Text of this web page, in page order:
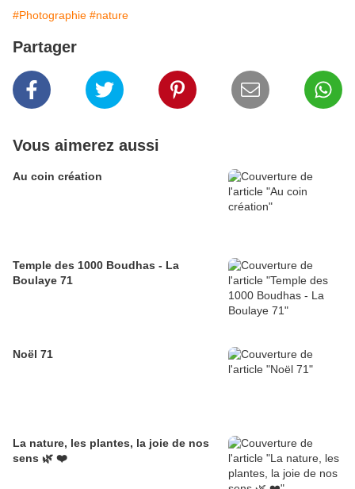
#Photographie #nature
Partager
Vous aimerez aussi
Au coin création
Temple des 1000 Boudhas - La
Boulaye 71
Noël 71
La nature, les plantes, la joie de nos
sens 🌿 ❤️